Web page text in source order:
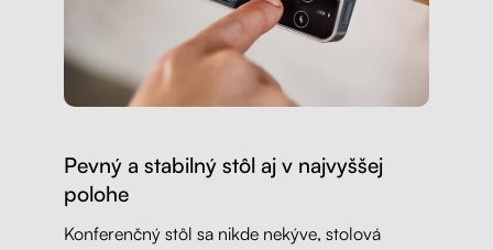
Pevný a stabilný stôl aj v najvyššej
polohe
Konferenčný stôl sa nikde nekýve, stolová